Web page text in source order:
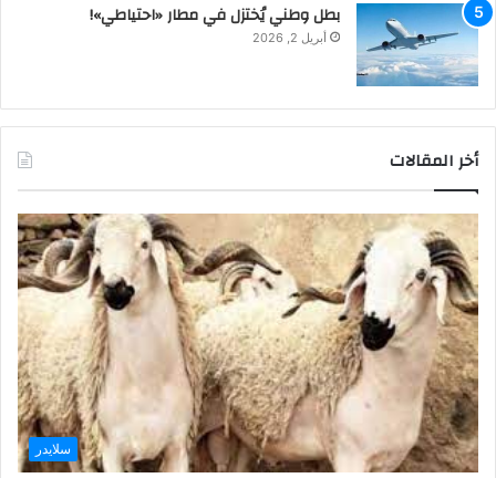
بطل وطني يُختزل في مطار «احتياطي»!
أبريل 2, 2026
أخر المقالات
سلايدر